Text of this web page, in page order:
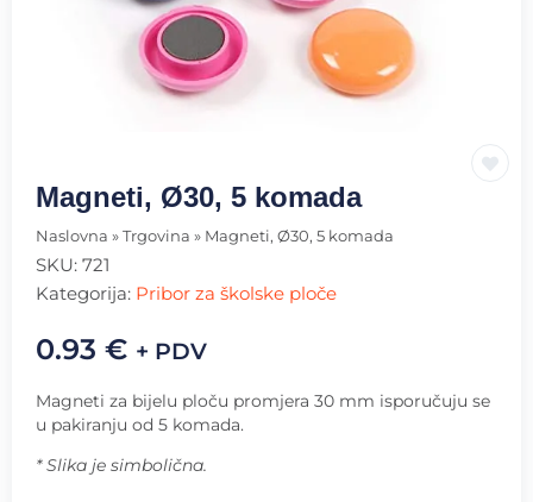
Magneti, Ø30, 5 komada
Naslovna » Trgovina » Magneti, Ø30, 5 komada
SKU: 721
Kategorija: Pribor za školske ploče
0.93 € + PDV
Magneti za bijelu ploču promjera 30 mm isporučuju se
u pakiranju od 5 komada.
* Slika je simbolična.